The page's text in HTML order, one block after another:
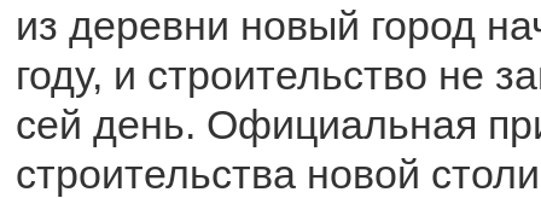
из деревни новый город
году, и строительство не
сей день. Официальная
строительства новой